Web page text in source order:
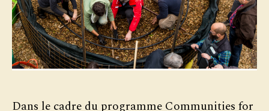
Dans le cadre du programme Communities for